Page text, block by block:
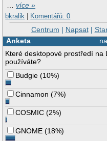
…více »
bkralik
Komentářů: 0
Centrum | Napsat|
Anketa
Které desktopové prostředí na
používáte?
Budgie (10%)
Cinnamon (7%)
COSMIC (2%)
GNOME (18%)